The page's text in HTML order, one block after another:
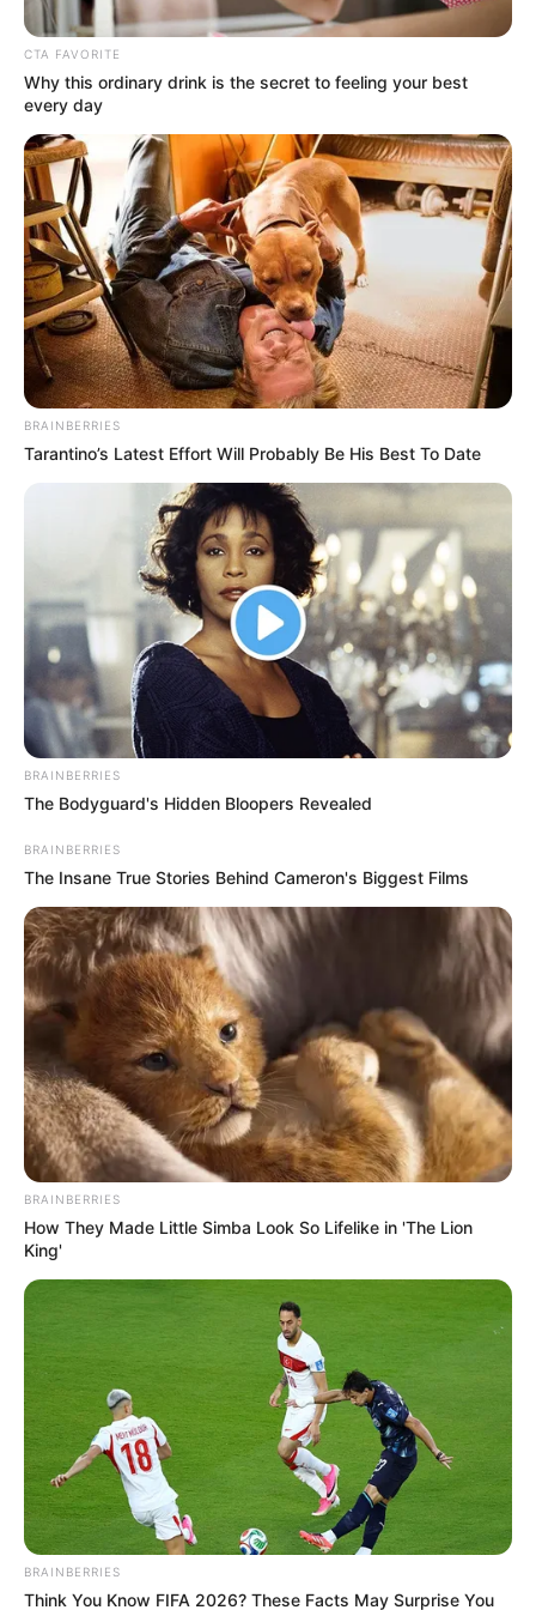
Posted
in
Friss hírek
Na EZ Durva! Ettől azért kinyílik
az ember zsebében a bicska..
Ennyi pénzt kért Rúzsa Magdi
egy 90 perces koncertért.. Ezért
Te mennyit dolgozol? 👇
𝐅𝐨𝐥𝐲𝐭𝐚𝐭𝐚́𝐬 𝐚 𝐡𝐨𝐳𝐳𝐚́𝐬𝐳𝐨́𝐥𝐚́𝐬𝐨𝐤𝐧𝐚́𝐥!
bySzerző • May 22, 2026
Na ez durva: milliós gázsikról szóló lista került elő
CTA FAVORITE
Why this ordinary drink is the secret to feeling your best
every day
BRAINBERRIES
Tarantino’s Latest Effort Will Probably Be His Best To Date
BRAINBERRIES
The Bodyguard's Hidden Bloopers Revealed
BRAINBERRIES
The Insane True Stories Behind Cameron's Biggest Films
BRAINBERRIES
How They Made Little Simba Look So Lifelike in 'The Lion
King'
BRAINBERRIES
Think You Know FIFA 2026? These Facts May Surprise You